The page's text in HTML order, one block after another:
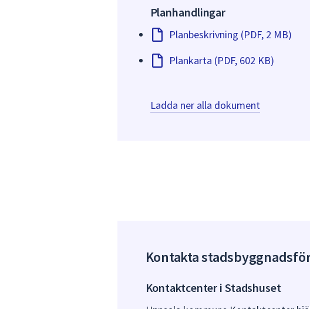
Planhandlingar
Planbeskrivning (PDF, 2 MB)
Plankarta (PDF, 602 KB)
Ladda ner alla dokument
Kontakta
Kontaktcenter i Stadshuset